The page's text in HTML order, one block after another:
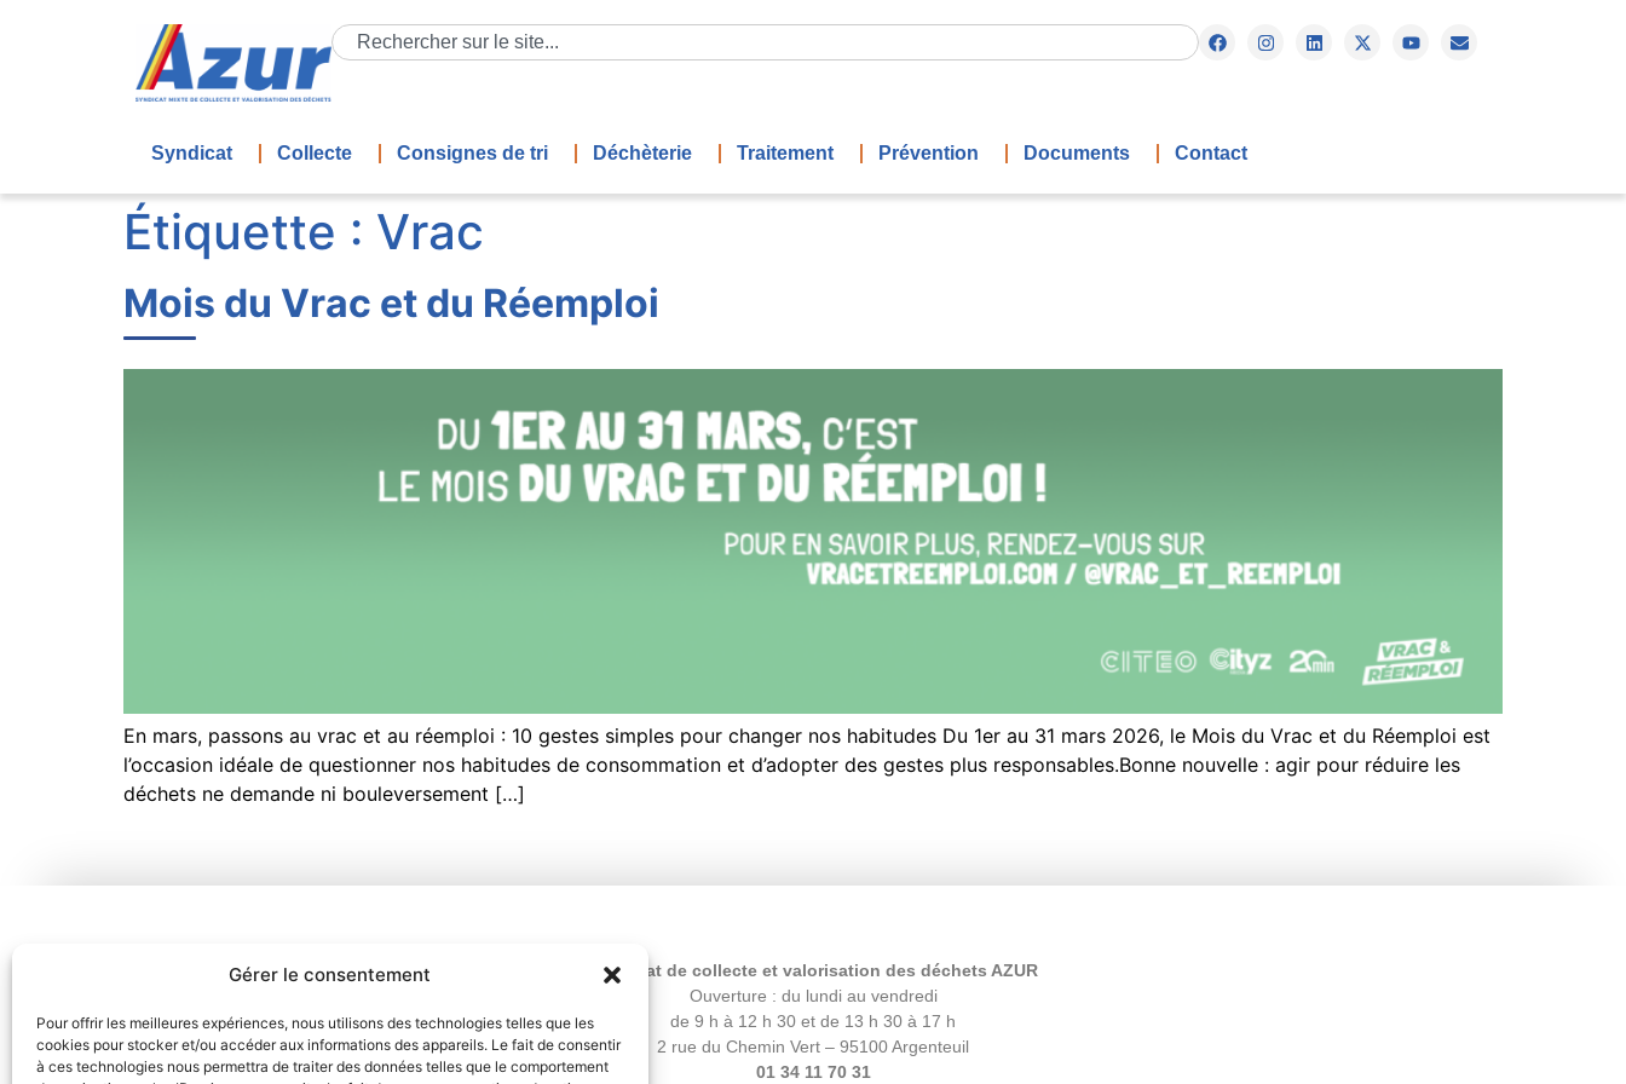
Gérer le consentement
Pour offrir les meilleures expériences, nous utilisons des technologies telles que les
cookies pour stocker et/ou accéder aux informations des appareils. Le fait de consentir
à ces technologies nous permettra de traiter des données telles que le comportement
Syndicat Collecte Consignes de tri Déchèterie Traitement Prévention Documents Contact
Étiquette : Vrac
Mois du Vrac et du Réemploi
En mars, passons au vrac et au réemploi : 10 gestes simples pour changer nos habitudes Du 1er au 31 mars 2026, le Mois du Vrac et du Réemploi est
l’occasion idéale de questionner nos habitudes de consommation et d’adopter des gestes plus responsables.Bonne nouvelle : agir pour réduire les
déchets ne demande ni bouleversement […]
Syndicat de collecte et valorisation des déchets AZUR
Ouverture : du lundi au vendredi
de 9 h à 12 h 30 et de 13 h 30 à 17 h
2 rue du Chemin Vert – 95100 Argenteuil
01 34 11 70 31